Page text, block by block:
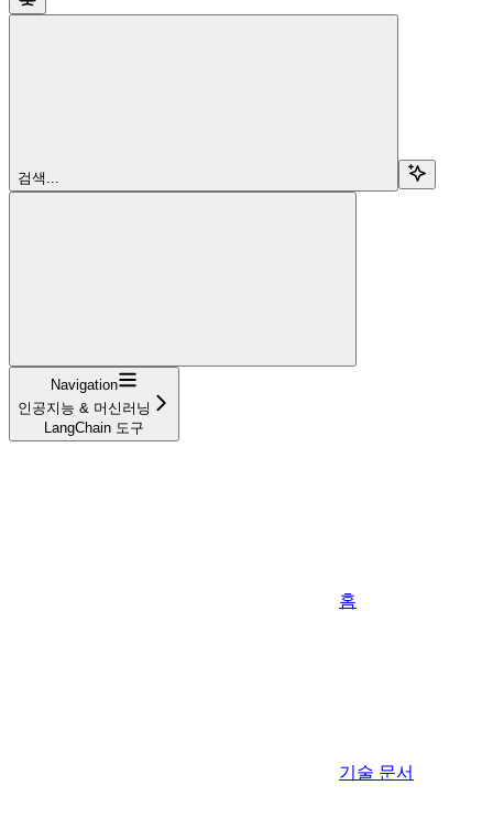
검색...
Navigation
인공지능 & 머신러닝
LangChain 도구
홈
기술 문서